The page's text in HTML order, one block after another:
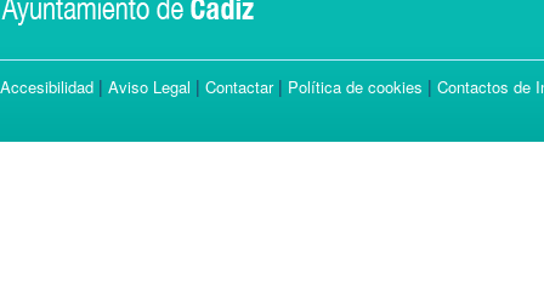
Accesibilidad | Aviso Legal | Contactar| Política de cookies | Contactos de